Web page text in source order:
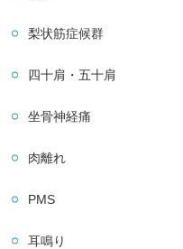
梨状筋症候群
四十肩・五十肩
坐骨神経痛
肉離れ
PMS
耳鳴り